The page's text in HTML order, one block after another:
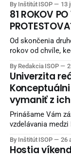
nadväzuje na
potom aj
robiť, aby sme žili lepšie. Diskusia sa
Kozlovňa v
By Inštitút ISOP 13
81 ROKOV
Od skončenia
rokov od chvíle,
Naši starí otcovia
slobodu, mestá
Európa bola
By Redakcia ISOP
Univerzita
vymaniť z
Prinášame Vám
vzdelávania
Kozlovňa v Košiciach. Knihy z vydavateľstva
objednať na INLIBRI
By Inštitút ISOP 26
Hostia